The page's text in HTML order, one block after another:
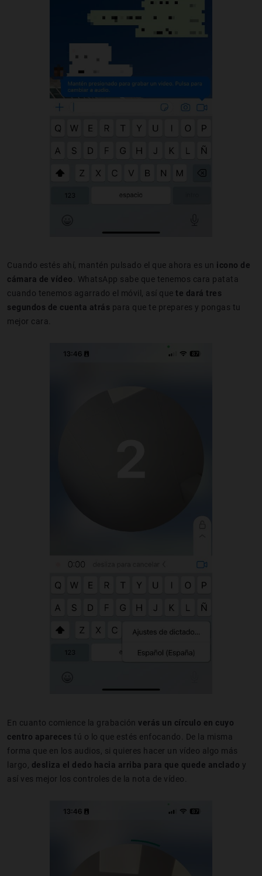
Cuando estés ahí, mantén pulsado el que ahora es un icono de
cámara de vídeo. WhatsApp sabe que tenemos cara patata
cuando tenemos agarrado el móvil, así que te dará tres
segundos de cuenta atrás para que te prepares y pongas tu
mejor cara.
En cuanto comience la grabación verás un círculo en cuyo
centro apareces tú o lo que estés enfocando. De la misma
forma que en los audios, si quieres hacer un vídeo algo más
largo, desliza el dedo hacia arriba para que quede anclado y
así ves mejor los controles de la nota de vídeo.